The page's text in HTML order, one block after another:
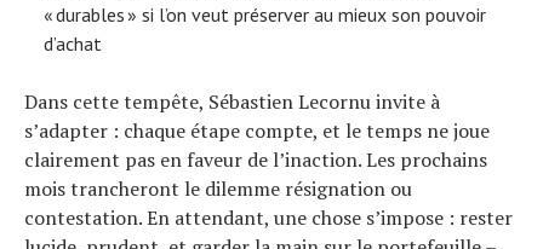
« durables » si l’on veut préserver au mieux son pouvoir
d’achat
Dans cette tempête, Sébastien Lecornu invite à
s’adapter : chaque étape compte, et le temps ne joue
clairement pas en faveur de l’inaction. Les prochains
mois trancheront le dilemme résignation ou
contestation. En attendant, une chose s’impose : rester